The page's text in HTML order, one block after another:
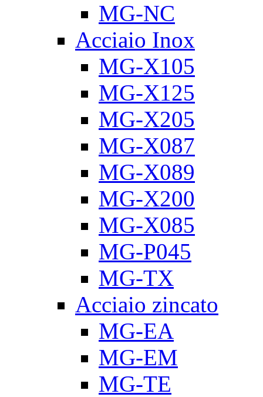
MG-NC
Acciaio Inox
MG-X105
MG-X125
MG-X205
MG-X087
MG-X089
MG-X200
MG-X085
MG-P045
MG-TX
Acciaio zincato
MG-EA
MG-EM
MG-TE